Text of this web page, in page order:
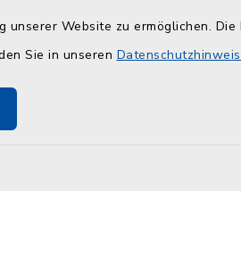
Website zu ermöglichen.
Sie in unseren